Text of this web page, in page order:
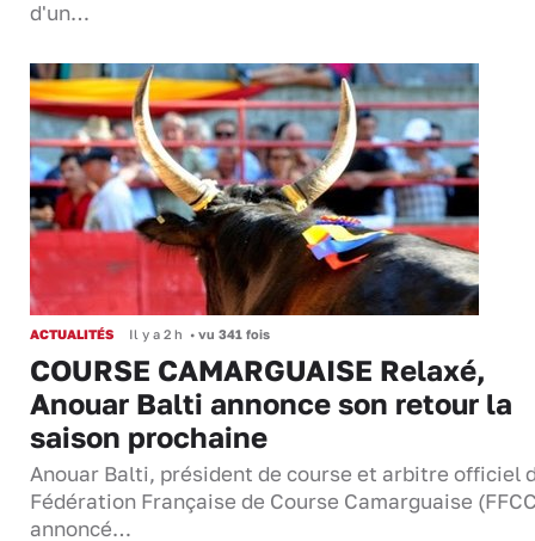
d'un…
ACTUALITÉS Il y a 2 h • vu 341 fois
COURSE CAMARGUAISE Relaxé,
Anouar Balti annonce son retour la
saison prochaine
Anouar Balti, président de course et arbitre officiel
Fédération Française de Course Camarguaise
annoncé…